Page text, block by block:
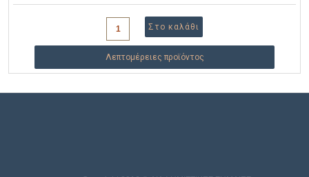
Λεπτομέρειες προϊόντος